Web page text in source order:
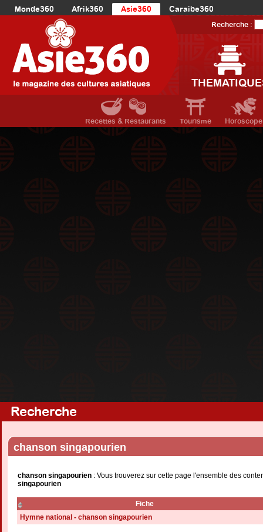
Monde360 Afrik360 Asie360
Caraibe360
Europe360
AmériqueDuNord360
Océanie360
Recherche :
Recettes & Restaurants Tourisme Horoscope
Recherche
chanson singapourien
chanson singapourien : Vous trouverez sur cette page l'ensemble des
singapourien
Fiche
Hymne national - chanson singapourien